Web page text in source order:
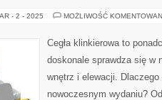
- 2 - 2025 MOŻLIWOŚĆ
Cegła klinkierowa to
doskonale sprawdza się w
wnętrz i elewacji.
nowoczesnym wydaniu?